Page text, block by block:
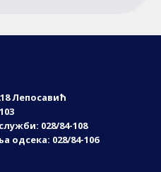
Лепосавић
028/84-108
одсека: 028/84-106